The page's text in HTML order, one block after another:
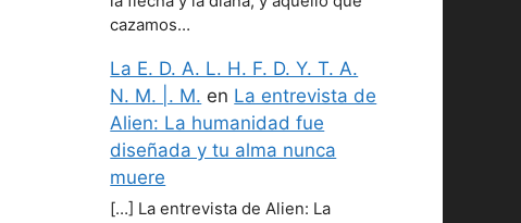
cazamos…
La E. D. A. L. H. F. D. Y. T. A.
N. M. |. M. en La entrevista de
Alien: La humanidad fue
diseñada y tu alma nunca
muere
[…] La entrevista de Alien: La